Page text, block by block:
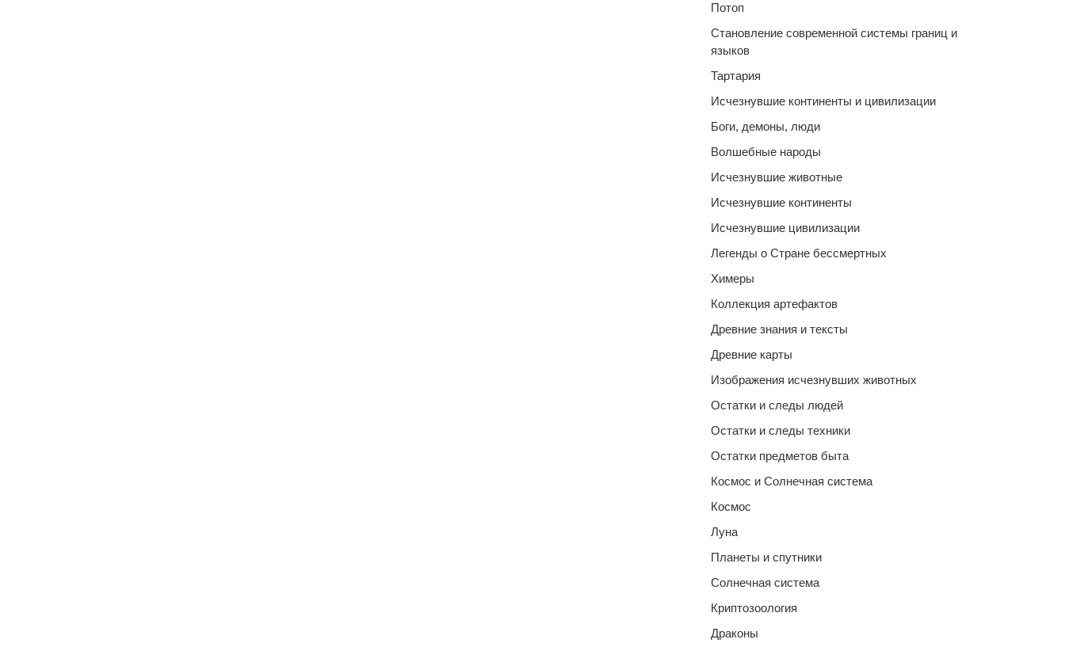
Потоп
Становление современной системы границ и
языков
Тартария
Исчезнувшие континенты и цивилизации
Боги, демоны, люди
Волшебные народы
Исчезнувшие животные
Исчезнувшие континенты
Исчезнувшие цивилизации
Легенды о Стране бессмертных
Химеры
Коллекция артефактов
Древние знания и тексты
Древние карты
Изображения исчезнувших животных
Остатки и следы людей
Остатки и следы техники
Остатки предметов быта
Космос и Солнечная система
Космос
Луна
Планеты и спутники
Солнечная система
Криптозоология
Драконы